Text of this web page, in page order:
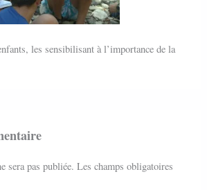
les sensibilisant à l’importance de la
sera pas publiée. Les champs obligatoires